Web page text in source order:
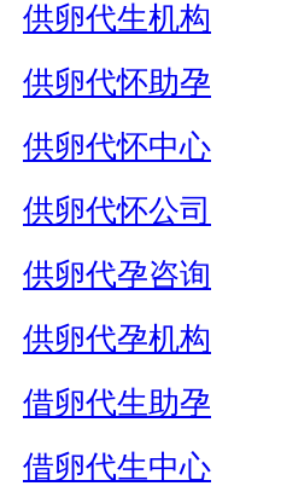
供卵代生机构
供卵代怀助孕
供卵代怀中心
供卵代怀公司
供卵代孕咨询
供卵代孕机构
借卵代生助孕
借卵代生中心